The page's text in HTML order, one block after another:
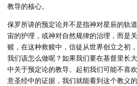
教导的核心。
保罗所讲的预定论并不是指神对星辰的轨
宙的护理，或神对自然规律的治理，而是
赎，在这种救赎中，信徒从世界创立之初
我们该怎么做呢？如果我们要在基督里长
中关于预定论的教导。起初我们可能不喜
意圣经中的证据，我们就能看到这个教义